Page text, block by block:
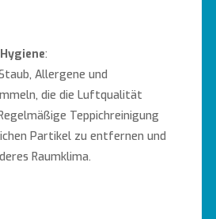
:
Allergene und
die die Luftqualität
Teppichreinigung
Partikel zu entfernen und
Raumklima.